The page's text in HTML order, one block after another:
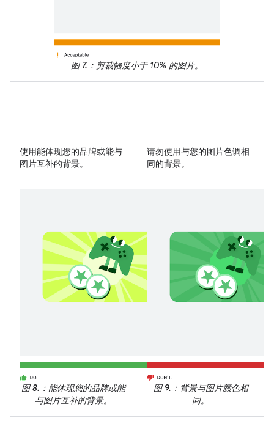
图 7. ：剪裁幅度小于 10% 的图片。
使用能体现您的品牌或能与
图片互补的背景。
请勿使用与您的图片色调相
同的背景。
图 8. ：能体现您的品牌或能
与图片互补的背景。
图 9. ：背景与图片颜色相
同。